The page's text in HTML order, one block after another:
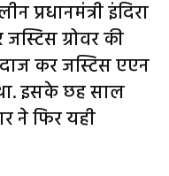
प्रधानमंत्री इंदिरा
ग्रोवर की
कर जस्टिस एएन
इसके छह साल
ने फिर यही